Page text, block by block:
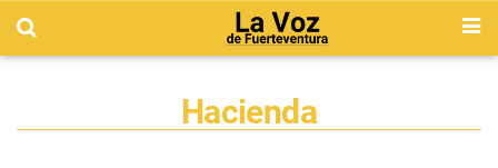
Hacienda